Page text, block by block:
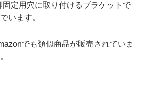
固定用穴に取り付けるブラケットで
います。
でも類似商品が販売されていま